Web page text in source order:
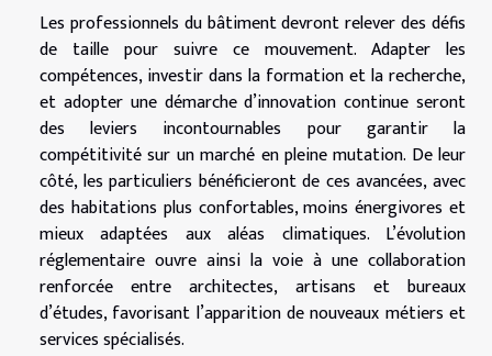
Les professionnels du bâtiment devront relever des défis
de taille pour suivre ce mouvement. Adapter les
compétences, investir dans la formation et la recherche,
et adopter une démarche d’innovation continue seront
des leviers incontournables pour garantir la
compétitivité sur un marché en pleine mutation. De leur
côté, les particuliers bénéficieront de ces avancées, avec
des habitations plus confortables, moins énergivores et
mieux adaptées aux aléas climatiques. L’évolution
réglementaire ouvre ainsi la voie à une collaboration
renforcée entre architectes, artisans et bureaux
d’études, favorisant l’apparition de nouveaux métiers et
services spécialisés.